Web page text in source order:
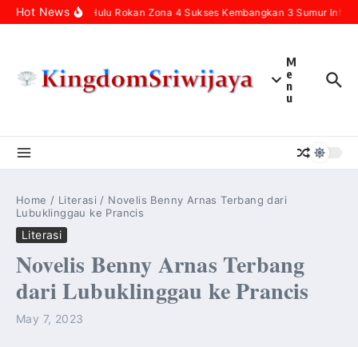
Skip to content
Hot News
Pertamina Hulu Rokan Zona 4 Sukses Kembangkan 3 Sumur Infill
M
e
n
u
Home / Literasi / Novelis Benny Arnas Terbang dari
Lubuklinggau ke Prancis
Literasi
Novelis Benny Arnas Terbang
dari Lubuklinggau ke Prancis
May 7, 2023